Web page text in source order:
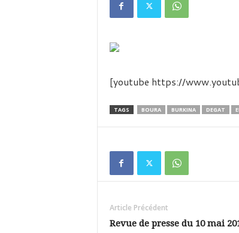
u
[youtube https://
TAGS BOURA BURKINA DEGAT
Article Précédent
Revue de presse du 10 mai